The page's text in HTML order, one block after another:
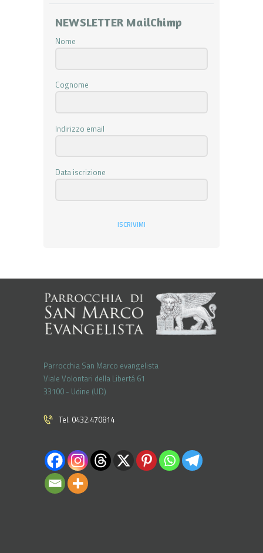
NEWSLETTER MailChimp
Nome
Cognome
Indirizzo email
Data iscrizione
ISCRIVIMI
Parrocchia San Marco evangelista
Viale Volontari della Libertá 61
33100 - Udine (UD)
Tel. 0432.470814